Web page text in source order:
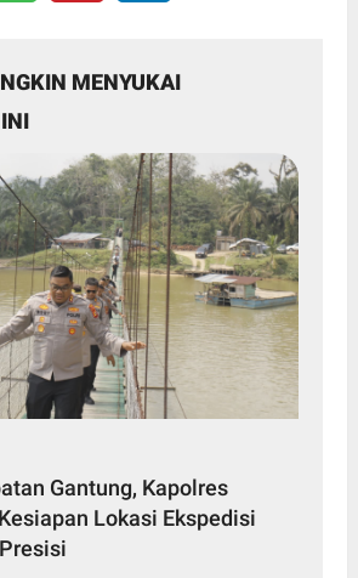
MENYUKAI
Gantung, Kapolres
Lokasi Ekspedisi